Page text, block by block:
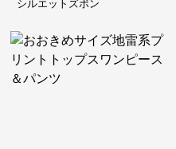
シルエットズボン